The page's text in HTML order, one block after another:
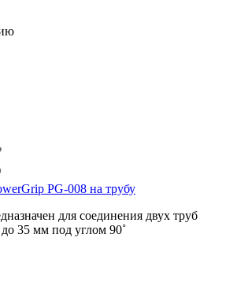
PG-008 на трубу
для соединения двух труб
35 мм под углом 90˚